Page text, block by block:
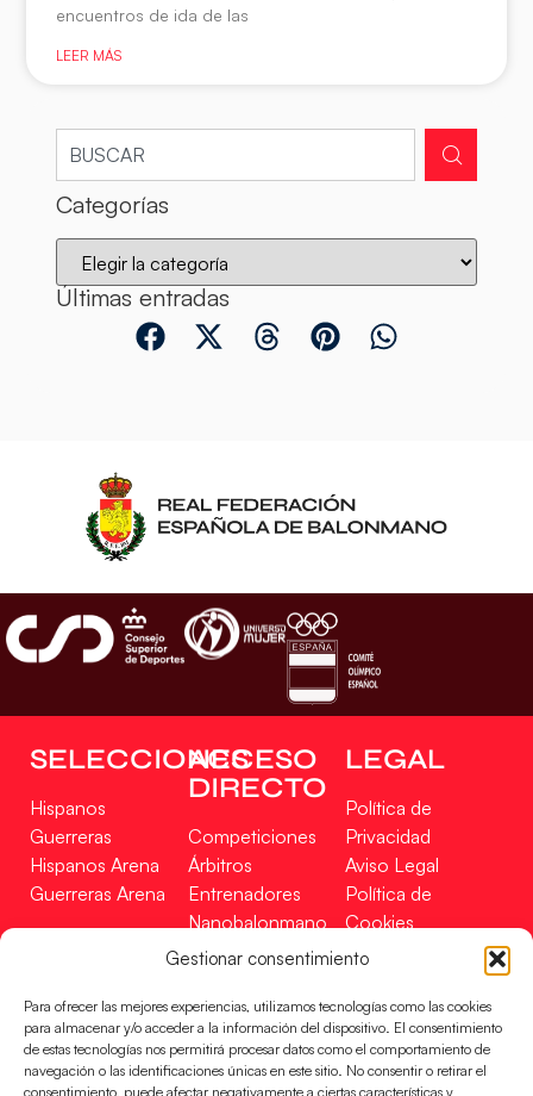
Gestionar consentimiento
Para ofrecer las mejores experiencias, utilizamos tecnologías como las cookies
para almacenar y/o acceder a la información del dispositivo. El consentimiento
de estas tecnologías nos permitirá procesar datos como el comportamiento de
navegación o las identificaciones únicas en este sitio. No consentir o retirar el
consentimiento, puede afectar negativamente a ciertas características y
encuentros de ida de las
LEER MÁS
Categorías
Últimas entradas
SELECCIONES
Hispanos
Guerreras
Hispanos Arena
Guerreras Arena
ACCESO
DIRECTO
Competiciones
Árbitros
Entrenadores
Nanobalonmano
Tienda
LEGAL
Política de
Privacidad
Aviso Legal
Política de
Cookies
Mapa Web
Incidencias
CONTACTO
EN